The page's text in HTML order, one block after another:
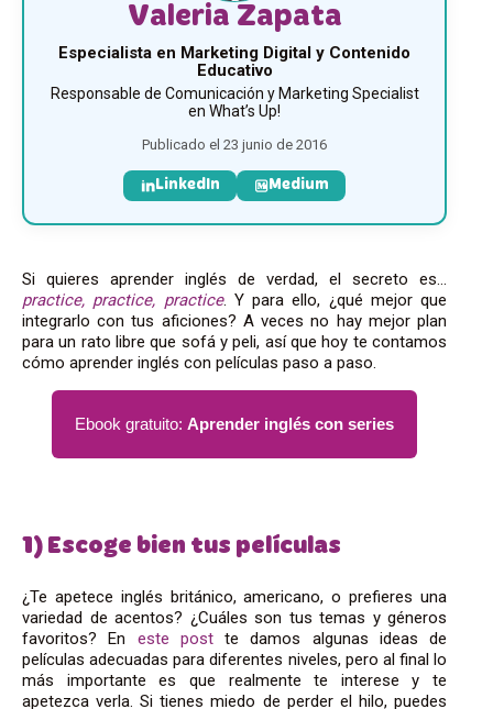
Valeria Zapata
Especialista en Marketing Digital y Contenido
Educativo
Responsable de Comunicación y Marketing Specialist
en What’s Up!
Publicado el 23 junio de 2016
LinkedIn Medium
Si quieres aprender inglés de verdad, el secreto es…
practice, practice, practice. Y para ello, ¿qué mejor que
integrarlo con tus aficiones? A veces no hay mejor plan
para un rato libre que sofá y peli, así que hoy te contamos
cómo aprender inglés con películas paso a paso.
Ebook gratuito: Aprender inglés con series
1) Escoge bien tus películas
¿Te apetece inglés británico, americano, o prefieres una
variedad de acentos? ¿Cuáles son tus temas y géneros
favoritos? En este postte damos algunas ideas de
películas adecuadas para diferentes niveles, pero al final lo
más importante es que realmente te interese y te
apetezca verla. Si tienes miedo de perder el hilo, puedes